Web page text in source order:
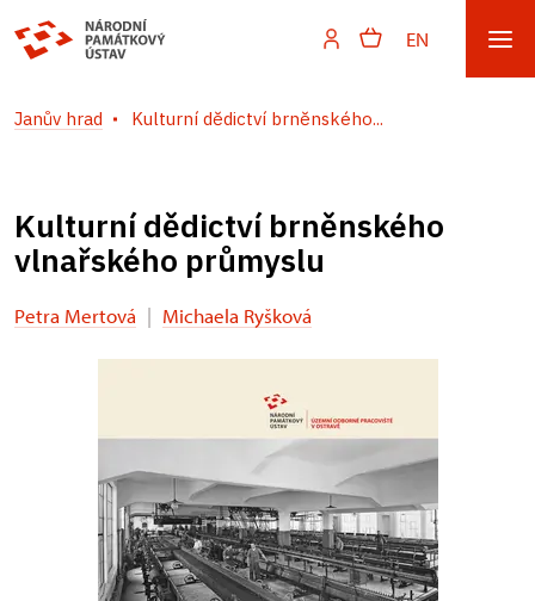
EN
Janův hrad Kulturní dědictví brněnského...
Kulturní dědictví brněnského
vlnařského průmyslu
Petra Mertová | Michaela Ryšková